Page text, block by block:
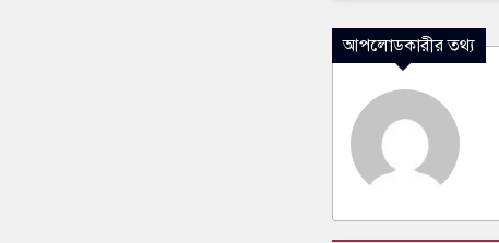
আপলোডকারীর তথ্য